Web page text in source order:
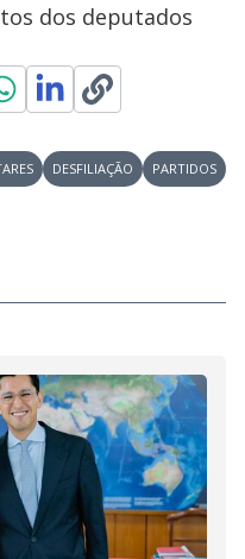
dos deputados
DESFILIAÇÃO
PARTIDOS